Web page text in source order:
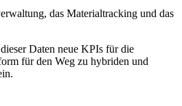
das Materialtracking und das
Daten neue KPIs für die
für den Weg zu hybriden und